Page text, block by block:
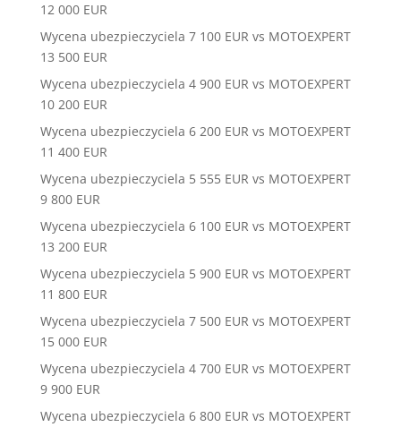
12 000 EUR
Wycena ubezpieczyciela 7 100 EUR vs MOTOEXPERT
13 500 EUR
Wycena ubezpieczyciela 4 900 EUR vs MOTOEXPERT
10 200 EUR
Wycena ubezpieczyciela 6 200 EUR vs MOTOEXPERT
11 400 EUR
Wycena ubezpieczyciela 5 555 EUR vs MOTOEXPERT
9 800 EUR
Wycena ubezpieczyciela 6 100 EUR vs MOTOEXPERT
13 200 EUR
Wycena ubezpieczyciela 5 900 EUR vs MOTOEXPERT
11 800 EUR
Wycena ubezpieczyciela 7 500 EUR vs MOTOEXPERT
15 000 EUR
Wycena ubezpieczyciela 4 700 EUR vs MOTOEXPERT
9 900 EUR
Wycena ubezpieczyciela 6 800 EUR vs MOTOEXPERT